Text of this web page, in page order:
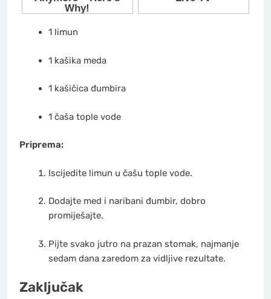
1 limun
1 kašika meda
1 kašičica đumbira
1 čaša tople vode
Priprema:
Iscijedite limun u čašu tople vode.
Dodajte med i naribani đumbir, dobro
promiješajte.
Pijte svako jutro na prazan stomak, najmanje
sedam dana zaredom za vidljive rezultate.
Zaključak